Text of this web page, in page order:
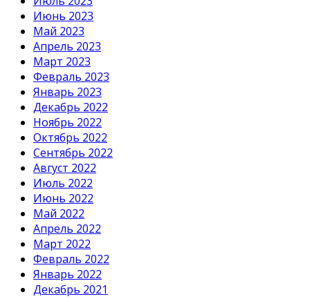
Июнь 2023
Май 2023
Апрель 2023
Март 2023
Февраль 2023
Январь 2023
Декабрь 2022
Ноябрь 2022
Октябрь 2022
Сентябрь 2022
Август 2022
Июль 2022
Июнь 2022
Май 2022
Апрель 2022
Март 2022
Февраль 2022
Январь 2022
Декабрь 2021